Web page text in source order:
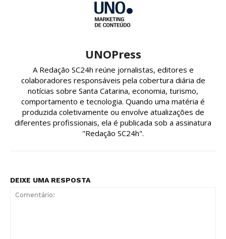
UNOPress
A Redação SC24h reúne jornalistas, editores e
colaboradores responsáveis pela cobertura diária de
notícias sobre Santa Catarina, economia, turismo,
comportamento e tecnologia. Quando uma matéria é
produzida coletivamente ou envolve atualizações de
diferentes profissionais, ela é publicada sob a assinatura
"Redação SC24h".
DEIXE UMA RESPOSTA